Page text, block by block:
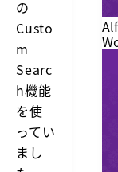
の
Custo
m
Searc
h機能
を使
ってい
まし